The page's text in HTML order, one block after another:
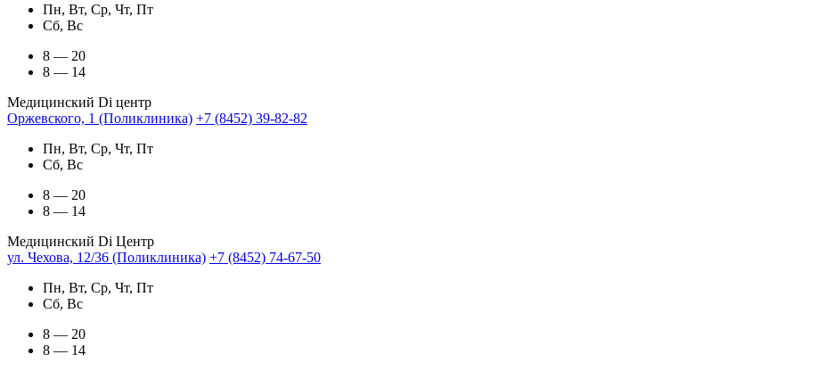
Пн, Вт, Ср, Чт, Пт
Сб, Вс
8 — 20
8 — 14
Медицинский Di центр
Оржевского, 1 (Поликлиника) +7 (8452) 39-82-82
Пн, Вт, Ср, Чт, Пт
Сб, Вс
8 — 20
8 — 14
Медицинский Di Центр
ул. Чехова, 12/36 (Поликлиника) +7 (8452) 74-67-50
Пн, Вт, Ср, Чт, Пт
Сб, Вс
8 — 20
8 — 14